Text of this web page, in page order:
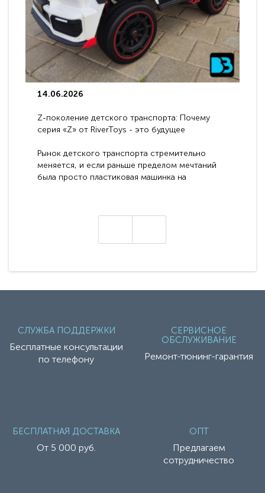
14.06.2026
Z-поколение детского транспорта: Почему
серия «Z» от RiverToys - это будущее
Рынок детского транспорта стремительно
меняется, и если раньше пределом мечтаний
была просто пластиковая машинка на
СЛУЖБА ПОДДЕРЖКИ
Бесплатные консультации
по телефону
СЕРВИСНОЕ
ОБСЛУЖИВАНИЕ
Ремонт-тюнинг-гарантия
БЕСПЛАТНАЯ ДОСТАВКА
От 5 000 руб.
ОПТ
Предлагаем
сотрудничество